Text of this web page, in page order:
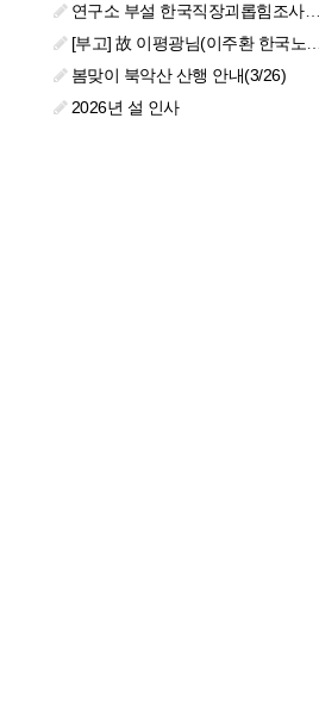
연구소 부설 한국직장괴롭힘조사센터 '2026년도 주요 사업 안내' (교육/컨설팅)
[부고] 故 이평광님(이주환 한국노동사회연구소 부소장 부친상)
봄맞이 북악산 산행 안내(3/26)
2026년 설 인사